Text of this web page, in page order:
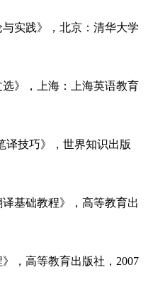
实践》，北京：清华大学
》，上海：上海英语教育
译技巧》，世界知识出版
基础教程》，高等教育出
，高等教育出版社，2007